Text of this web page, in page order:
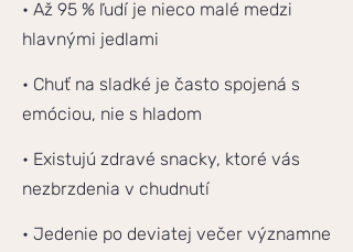
• Až 95 % ľudí je nieco malé medzi
hlavnými jedlami
• Chuť na sladké je často spojená s
emóciou, nie s hladom
• Existujú zdravé snacky, ktoré vás
nezbrzdenia v chudnutí
• Jedenie po deviatej večer významne